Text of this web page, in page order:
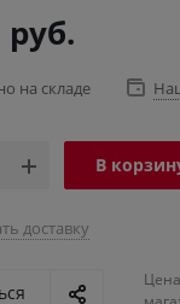
руб.
на складе
В
доставку